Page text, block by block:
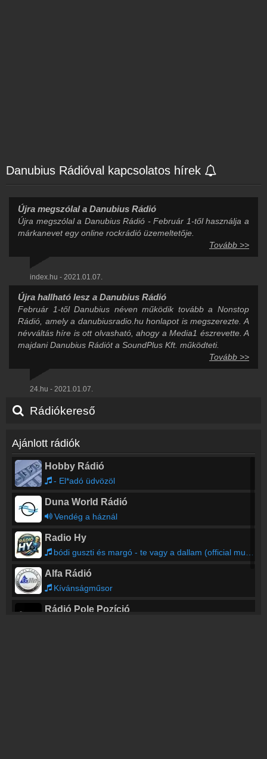
Danubius Rádióval kapcsolatos hírek
Újra megszólal a Danubius Rádió
Újra megszólal a Danubius Rádió - Február 1-től használja a
márkanevet egy online rockrádió üzemeltetője.
Tovább >>
index.hu - 2021.01.07.
Újra hallható lesz a Danubius Rádió
Február 1-től Danubius néven működik tovább a Nonstop
Rádió, amely a danubiusradio.hu honlapot is megszerezte. A
névváltás híre is ott olvasható, ahogy a Media1 észrevette. A
majdani Danubius Rádiót a SoundPlus Kft. működteti.
Tovább >>
24.hu - 2021.01.07.
Rádiókereső
Ajánlott rádiók
Hobby Rádió
- El*adó üdvözöl
Duna World Rádió
Vendég a háznál
Radio Hy
bódi guszti és margó - te vagy a dallam (official music video)
Alfa Rádió
Kívánságműsor
Rádió Pole Pozíció